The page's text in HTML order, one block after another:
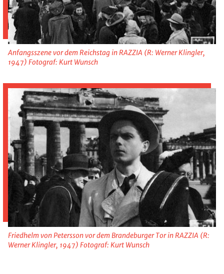
Anfangsszene vor dem Reichstag in RAZZIA (R: Werner Klingler,
1947) Fotograf: Kurt Wunsch
Friedhelm von Petersson vor dem Brandeburger Tor in RAZZIA (R:
Werner Klingler, 1947) Fotograf: Kurt Wunsch